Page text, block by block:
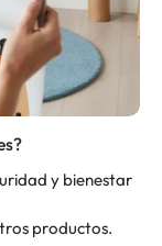
y bienestar
productos.